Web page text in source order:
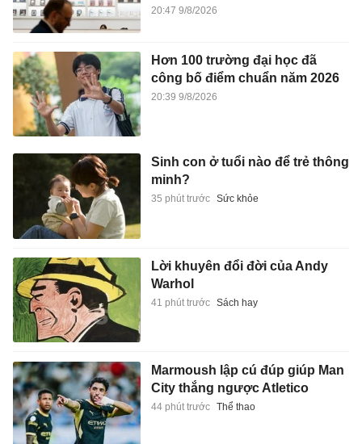
20:47 9/8/2026
Hơn 100 trường đại học đã
công bố điểm chuẩn năm 2026
20:39 9/8/2026
Sinh con ở tuổi nào để trẻ thông
minh?
35 phút trước Sức khỏe
Lời khuyên đổi đời của Andy
Warhol
41 phút trước Sách hay
Marmoush lập cú đúp giúp Man
City thắng ngược Atletico
44 phút trước Thể thao